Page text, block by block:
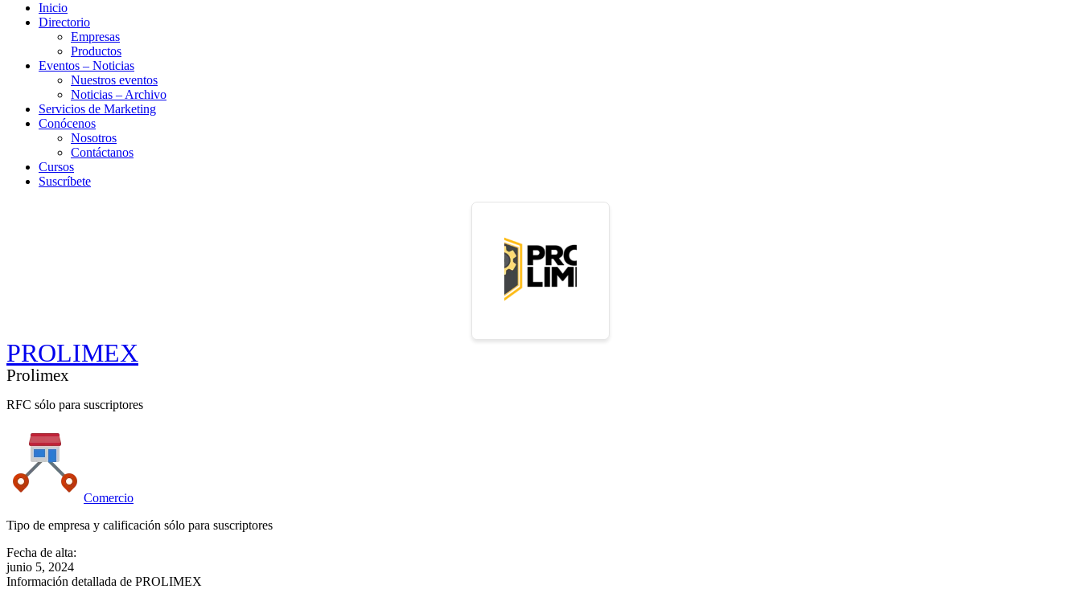
Inicio
Directorio
Empresas
Productos
Eventos – Noticias
Nuestros eventos
Noticias – Archivo
Servicios de Marketing
Conócenos
Nosotros
Contáctanos
Cursos
Suscríbete
PROLIMEX
Prolimex
RFC sólo para suscriptores
Comercio
Tipo de empresa y calificación sólo para suscriptores
Fecha de alta:
junio 5, 2024
Información detallada de PROLIMEX